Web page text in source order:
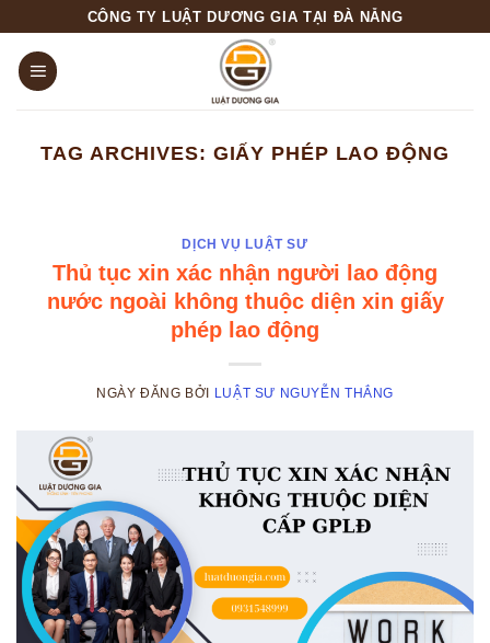
content
CÔNG TY LUẬT DƯƠNG GIA TẠI ĐÀ NẴNG
TAG ARCHIVES: GIẤY PHÉP LAO ĐỘNG
DỊCH VỤ LUẬT SƯ
Thủ tục xin xác nhận người lao động
nước ngoài không thuộc diện xin giấy
phép lao động
NGÀY ĐĂNG BỞI LUẬT SƯ NGUYỄN THẮNG